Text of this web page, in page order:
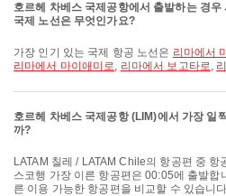
호르헤 차베스 국제공항에서 출발하는 경
국제 노선은 무엇인가요?
가장 인기 있는 국제 항공 노선은 리마에서
리마에서 마이애미로, 리마에서 보고타로,
호르헤 차베스 국제공항 (LIM)에서 가장 일
까?
LATAM 칠레 / LATAM Chile의 항공편 중 항공편 번호 LA2377로 운항되는 쿠
스코행 가장 이른 항공편은 00:05에 출발합
른 이용 가능한 항공편을 비교할 수 있습니